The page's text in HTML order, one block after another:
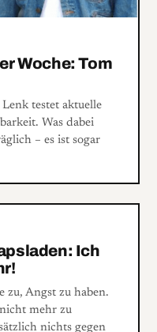
Woche: Tom
testet aktuelle
Was dabei
– es ist sogar
Ich
zu, Angst zu haben.
mehr zu
nichts gegen